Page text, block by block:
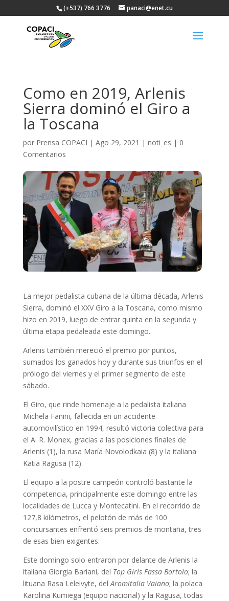
(+537) 766 3776 panaci@enet.cu
Como en 2019, Arlenis
Sierra dominó el Giro a
la Toscana
por Prensa COPACI | Ago 29, 2021 | noti_es | 0
Comentarios
La mejor pedalista cubana de la última década, Arlenis
Sierra, dominó el XXV Giro a la Toscana, como mismo
hizo en 2019, luego de entrar quinta en la segunda y
última etapa pedaleada este domingo.
Arlenis también mereció el premio por puntos,
sumados los ganados hoy y durante sus triunfos en el
prólogo del viernes y el primer segmento de este
sábado.
El Giro, que rinde homenaje a la pedalista italiana
Michela Fanini, fallecida en un accidente
automovilístico en 1994, resultó victoria colectiva para
el A. R. Monex, gracias a las posiciones finales de
Arlenis (1), la rusa María Novolodkaia (8) y la italiana
Katia Ragusa (12).
El equipo a la postre campeón controló bastante la
competencia, principalmente este domingo entre las
localidades de Lucca y Montecatini. En el recorrido de
127,8 kilómetros, el pelotón de más de 100
concursantes enfrentó seis premios de montaña, tres
de esas bien exigentes.
Este domingo solo entraron por delante de Arlenis la
italiana Giorgia Bariani, del Top Girls Fassa Bortolo; la
lituana Rasa Leleivyte, delAromitalia Vaiano; la polaca
Karolina Kumiega (equipo nacional) y la Ragusa, todas